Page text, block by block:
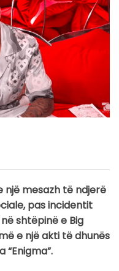
një mesazh të ndjerë
pas incidentit
shtëpinë e Big
e një akti të dhunës